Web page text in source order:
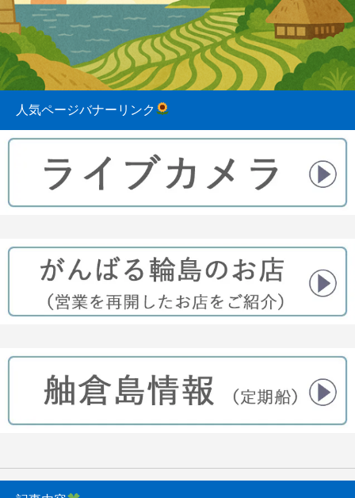
白米千枚田 あぜのきらめき（アルバム）
2023.08.31
今日の白米千枚田
人気ページバナーリンク